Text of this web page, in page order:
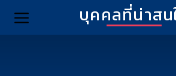
บุคคลที่น่าสน